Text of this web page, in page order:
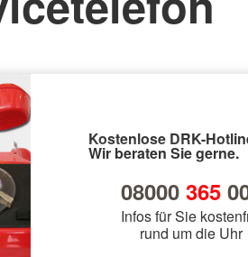
Kostenlose DRK-
Wir beraten Sie gerne.
08000 365
Infos für Sie
rund um die Uhr